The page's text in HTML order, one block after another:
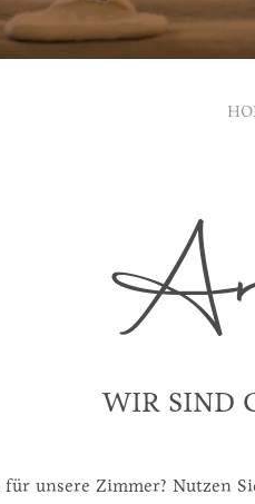
WIR SIND
für unsere Zimmer? Nutzen